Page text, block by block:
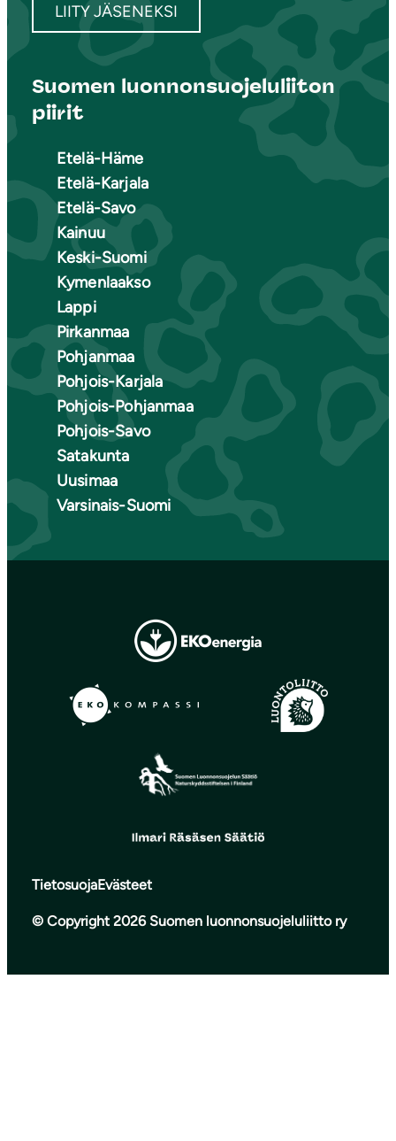
LIITY JÄSENEKSI
Suomen luonnonsuojeluliiton
piirit
Etelä-Häme
Etelä-Karjala
Etelä-Savo
Kainuu
Keski-Suomi
Kymenlaakso
Lappi
Pirkanmaa
Pohjanmaa
Pohjois-Karjala
Pohjois-Pohjanmaa
Pohjois-Savo
Satakunta
Uusimaa
Varsinais-Suomi
TietosuojaEvästeet
© Copyright 2026 Suomen luonnonsuojeluliitto ry